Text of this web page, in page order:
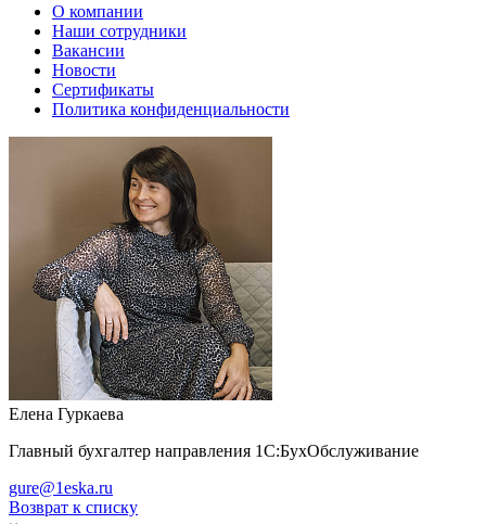
О компании
Наши сотрудники
Вакансии
Новости
Сертификаты
Политика конфиденциальности
Елена Гуркаева
Главный бухгалтер направления 1С:БухОбслуживание
gure@1eska.ru
Возврат к списку